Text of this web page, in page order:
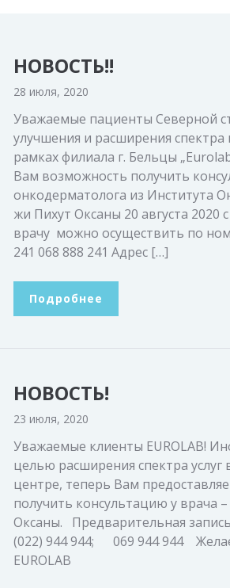
НОВОСТЬ!!
28 июля, 2020
Уважаемые пациенты Северной
улучшения и расширения спектра
рамках филиала г. Бельцы
Вам возможность получить
онкодерматолога из Института
жи Пихут Оксаны 20 августа 2020
врачу можно осуществить по
241 068 888 241 Адрес […]
Подробнее
НОВОСТЬ!
23 июля, 2020
Уважаемые клиенты EUROLAB!
целью расширения спектра
центре, теперь Вам
получить консультацию у врача
Оксаны. Предварительная
(022) 944 944; 069 944 944
EUROLAB